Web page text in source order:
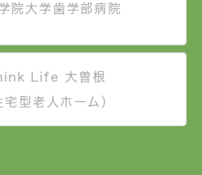
院大学歯学部病院
Life 大曽根
宅型老人ホーム）